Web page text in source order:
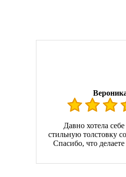
Давно хотела
стильную толстовку
Спасибо, что делаете